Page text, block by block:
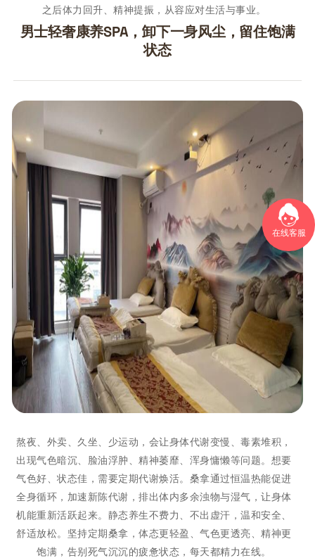
在线客服
之后体力回升、精神提振，从容应对生活与事业。
男士轻奢康养SPA，卸下一身风尘，留住饱满
状态
熬夜、外卖、久坐、少运动，会让身体代谢变慢、毒素堆积，
出现气色暗沉、脸油浮肿、精神萎靡、浑身慵懒等问题。想要
气色好、状态佳，需要定期代谢焕活。桑拿通过恒温热能促进
全身循环，加速新陈代谢，排出体内多余浊物与湿气，让身体
机能重新活跃起来。静态养生不费力、不出虚汗，温和安全、
舒适放松。坚持定期桑拿，体态更轻盈、气色更透亮、精神更
饱满，告别死气沉沉的疲惫状态，每天都精力在线。